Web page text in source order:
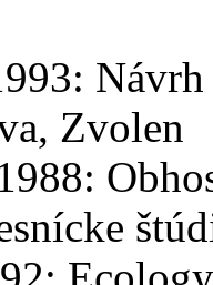
Návrh
Zvolen